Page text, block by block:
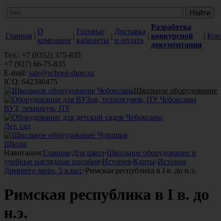
Главная |
О
компании
|
Готовые
кабинеты
|
Доставка
и оплата
|
Разработка
конкурсной
документации
|
Тел.: +7 (8352) 375-835
+7 (927) 66-75-835
E-mail: sale@school-shop.su
ICQ: 642380475
Школьное оборудование
ВУЗ, техникум, ПУ
Дет. сад
Школа
Навигация:Главная›Для школ›Школьное оборудование и
учебные наглядные пособия›История›Карты›История
Древнего мира. 5 класс›Римская республика в I в. до н.э.
Римская республика в I в. до
н.э.